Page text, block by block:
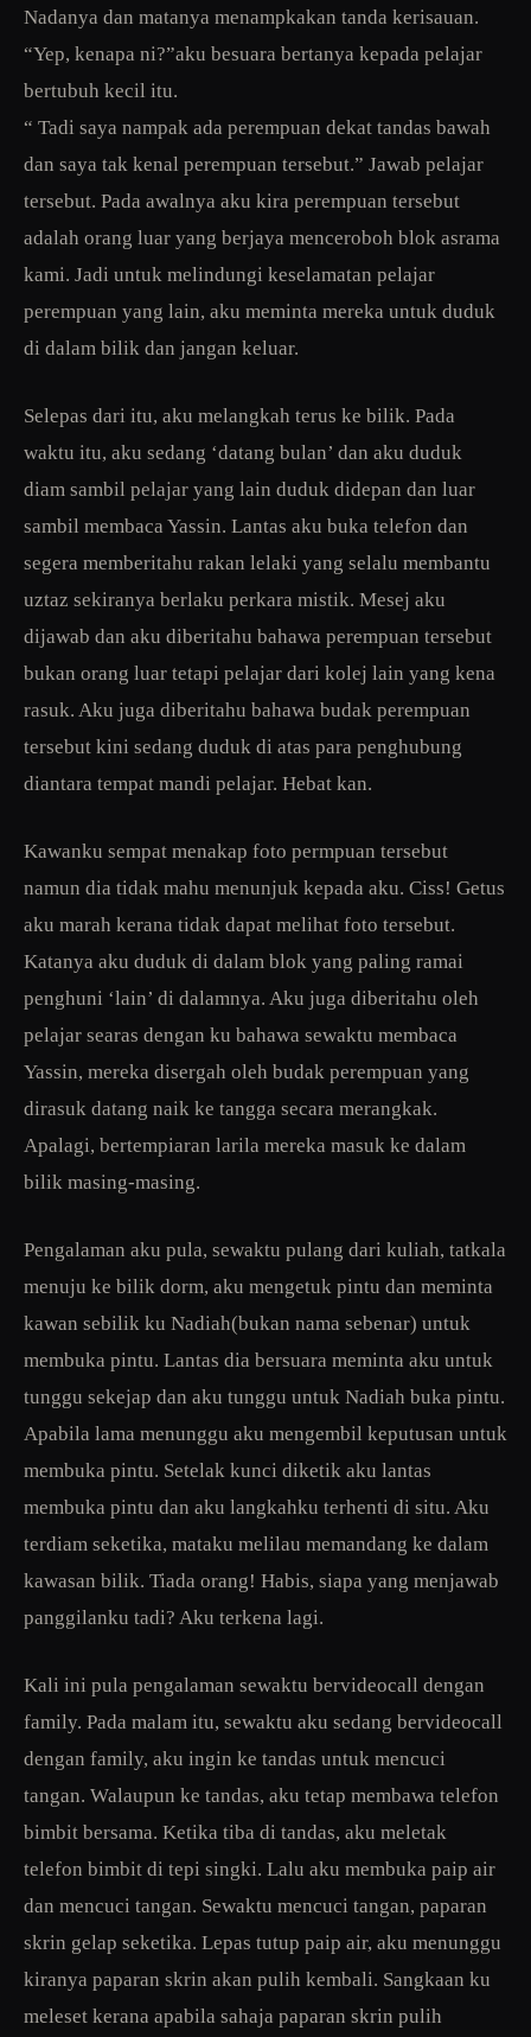
Nadanya dan matanya menampkakan tanda kerisauan.
“Yep, kenapa ni?”aku besuara bertanya kepada pelajar
bertubuh kecil itu.
“ Tadi saya nampak ada perempuan dekat tandas bawah
dan saya tak kenal perempuan tersebut.” Jawab pelajar
tersebut. Pada awalnya aku kira perempuan tersebut
adalah orang luar yang berjaya menceroboh blok asrama
kami. Jadi untuk melindungi keselamatan pelajar
perempuan yang lain, aku meminta mereka untuk duduk
di dalam bilik dan jangan keluar.
Selepas dari itu, aku melangkah terus ke bilik. Pada
waktu itu, aku sedang ‘datang bulan’ dan aku duduk
diam sambil pelajar yang lain duduk didepan dan luar
sambil membaca Yassin. Lantas aku buka telefon dan
segera memberitahu rakan lelaki yang selalu membantu
uztaz sekiranya berlaku perkara mistik. Mesej aku
dijawab dan aku diberitahu bahawa perempuan tersebut
bukan orang luar tetapi pelajar dari kolej lain yang kena
rasuk. Aku juga diberitahu bahawa budak perempuan
tersebut kini sedang duduk di atas para penghubung
diantara tempat mandi pelajar. Hebat kan.
Kawanku sempat menakap foto permpuan tersebut
namun dia tidak mahu menunjuk kepada aku. Ciss! Getus
aku marah kerana tidak dapat melihat foto tersebut.
Katanya aku duduk di dalam blok yang paling ramai
penghuni ‘lain’ di dalamnya. Aku juga diberitahu oleh
pelajar searas dengan ku bahawa sewaktu membaca
Yassin, mereka disergah oleh budak perempuan yang
dirasuk datang naik ke tangga secara merangkak.
Apalagi, bertempiaran larila mereka masuk ke dalam
bilik masing-masing.
Pengalaman aku pula, sewaktu pulang dari kuliah, tatkala
menuju ke bilik dorm, aku mengetuk pintu dan meminta
kawan sebilik ku Nadiah(bukan nama sebenar) untuk
membuka pintu. Lantas dia bersuara meminta aku untuk
tunggu sekejap dan aku tunggu untuk Nadiah buka pintu.
Apabila lama menunggu aku mengembil keputusan untuk
membuka pintu. Setelak kunci diketik aku lantas
membuka pintu dan aku langkahku terhenti di situ. Aku
terdiam seketika, mataku melilau memandang ke dalam
kawasan bilik. Tiada orang! Habis, siapa yang menjawab
panggilanku tadi? Aku terkena lagi.
Kali ini pula pengalaman sewaktu bervideocall dengan
family. Pada malam itu, sewaktu aku sedang bervideocall
dengan family, aku ingin ke tandas untuk mencuci
tangan. Walaupun ke tandas, aku tetap membawa telefon
bimbit bersama. Ketika tiba di tandas, aku meletak
telefon bimbit di tepi singki. Lalu aku membuka paip air
dan mencuci tangan. Sewaktu mencuci tangan, paparan
skrin gelap seketika. Lepas tutup paip air, aku menunggu
kiranya paparan skrin akan pulih kembali. Sangkaan ku
meleset kerana apabila sahaja paparan skrin pulih